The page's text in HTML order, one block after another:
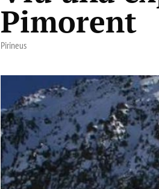
Pimorent
Pirineus